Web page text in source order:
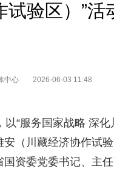
试验区）”
中心 2026-06-03 11:48
以“服务国家战略 深
安（川藏经济协作试
资委党委书记、主